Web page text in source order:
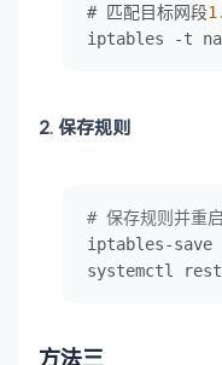
# 匹配目标网段
iptables -t
2. 保存规则
# 保存规则并重
iptables-
systemctl
方法三